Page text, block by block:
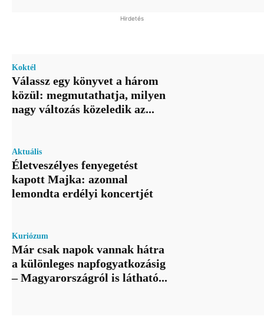
Hirdetés
Koktél
Válassz egy könyvet a három
közül: megmutathatja, milyen
nagy változás közeledik az...
Aktuális
Életveszélyes fenyegetést
kapott Majka: azonnal
lemondta erdélyi koncertjét
Kuriózum
Már csak napok vannak hátra
a különleges napfogyatkozásig
– Magyarországról is látható...